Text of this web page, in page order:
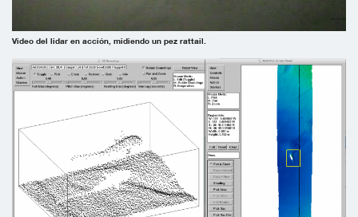
Video del lidar en acción, midiendo un pez rattail.